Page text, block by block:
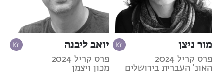
מור ניצן
פרס קריל 2024
האונ' העברית בירושלים
יואב ליבנה
פרס קריל 2024
מכון ויצמן